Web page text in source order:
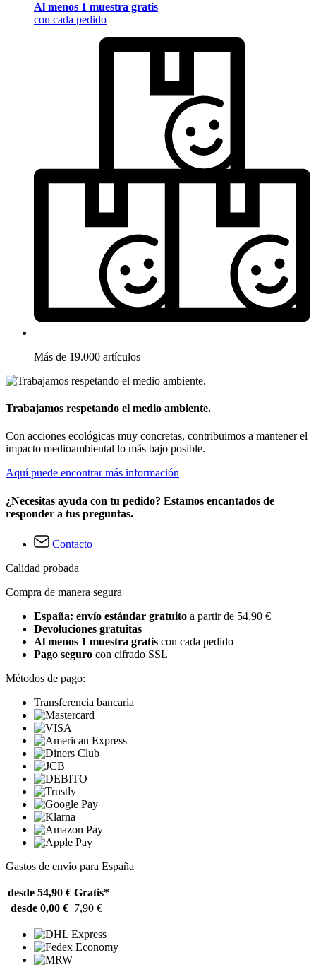
Al menos 1 muestra gratis
con cada pedido
Más de 19.000 artículos
Trabajamos respetando el medio ambiente.
Con acciones ecológicas muy concretas, contribuimos a mantener el
impacto medioambiental lo más bajo posible.
Aquí puede encontrar más información
¿Necesitas ayuda con tu pedido? Estamos encantados de
responder a tus preguntas.
Contacto
Calidad probada
Compra de manera segura
España: envío estándar gratuito a partir de 54,90 €
Devoluciones gratuitas
Al menos 1 muestra gratis con cada pedido
Pago seguro con cifrado SSL
Métodos de pago:
Transferencia bancaria
Gastos de envío para España
desde 54,90 € Gratis*
desde 0,00 € 7,90 €